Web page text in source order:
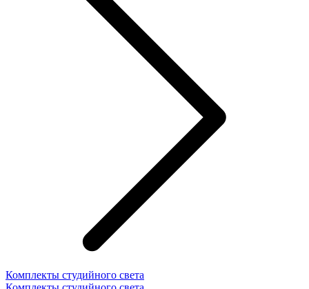
Комплекты студийного света